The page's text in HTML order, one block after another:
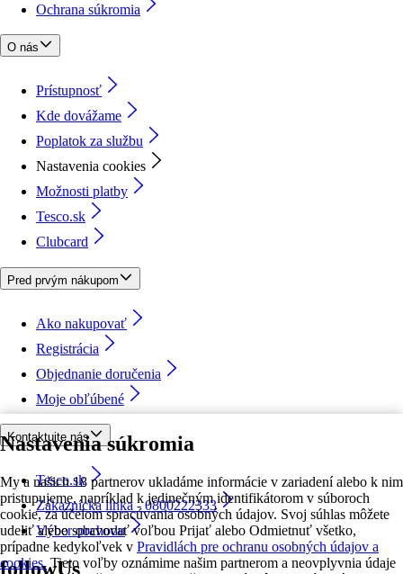
Nastavenia súkromia
My a našich 18 partnerov ukladáme informácie v zariadení alebo k nim
pristupujeme, napríklad k jedinečným identifikátorom v súboroch
cookie, za účelom spracúvania osobných údajov. Svoj súhlas môžete
udeliť alebo spravovať voľbou Prijať alebo Odmietnuť všetko,
prípadne kedykoľvek v Pravidlách pre ochranu osobných údajov a
cookies. Tieto voľby oznámime našim partnerom a neovplyvnia údaje
Ochrana súkromia
O nás
Prístupnosť
Kde dovážame
Poplatok za službu
Nastavenia cookies
Možnosti platby
Tesco.sk
Clubcard
Pred prvým nákupom
Ako nakupovať
Registrácia
Objednanie doručenia
Moje obľúbené
Kontaktujte nás
Tesco.sk
Zákaznícka linka - 0800222333
Výber obchodu
followUs